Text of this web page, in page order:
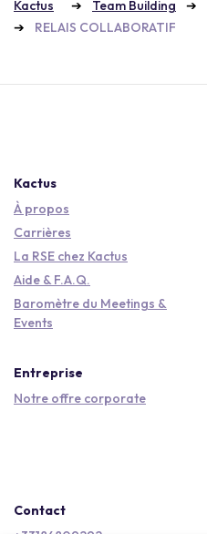
Kactus Team Building
RELAIS COLLABORATIF
Kactus
À propos
Carrières
La RSE chez Kactus
Aide & F.A.Q.
Baromètre du Meetings &
Events
Entreprise
Notre offre corporate
Contact